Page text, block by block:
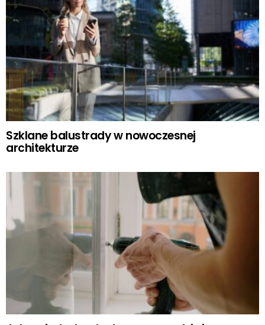
Szklane balustrady w nowoczesnej
architekturze